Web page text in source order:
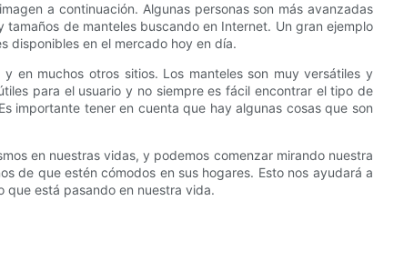
a continuación. Algunas personas son más avanzadas
de manteles buscando en Internet. Un gran ejemplo
disponibles en el mercado hoy en día.
en muchos otros sitios. Los manteles son muy versátiles y
para el usuario y no siempre es fácil encontrar el tipo de
importante tener en cuenta que hay algunas cosas que son
en nuestras vidas, y podemos comenzar mirando nuestra
de que estén cómodos en sus hogares. Esto nos ayudará a
que está pasando en nuestra vida.